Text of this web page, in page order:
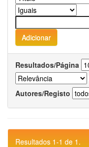
Resultados/Página
Autores/Registo
Resultados 1-1 de 1.